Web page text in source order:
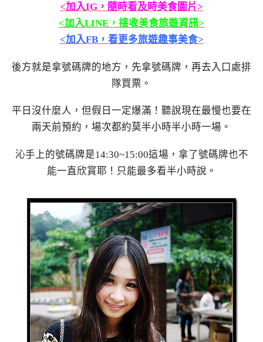
<加入IG，隨時看及時美食圖片>
<加入LINE，接收美食旅遊資訊>
<加入FB，看更多旅遊趣事美食>
後方就是拿號碼牌的地方，先拿號碼牌，再去入口處排
隊買票。
平日沒什麼人，但假日一定爆滿！聽說現在最慢也要在
兩天前預約，場次都約莫半小時半小時一場。
沁手上的號碼牌是14:30~15:00這場，拿了號碼牌也不
能一直欣賞耶！只能最多看半小時說。